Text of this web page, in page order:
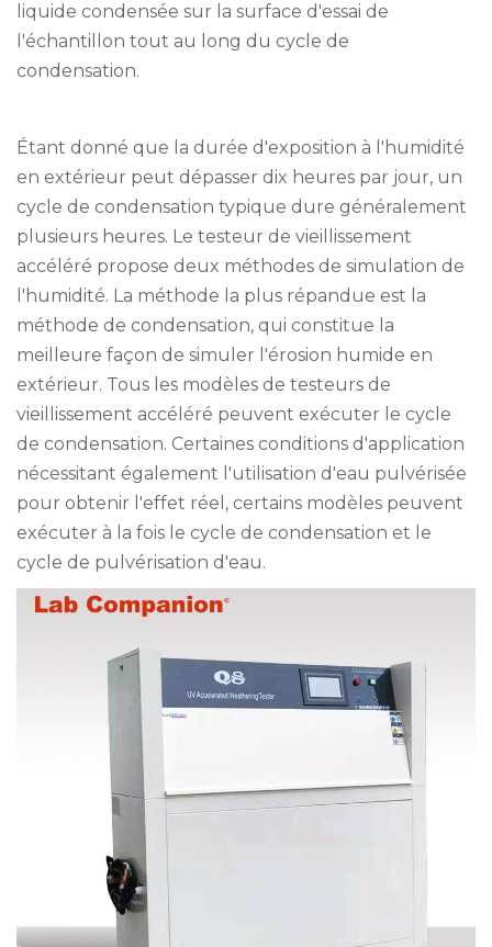
liquide condensée sur la surface d'essai de
l'échantillon tout au long du cycle de
condensation.
Étant donné que la durée d'exposition à l'humidité
en extérieur peut dépasser dix heures par jour, un
cycle de condensation typique dure généralement
plusieurs heures. Le testeur de vieillissement
accéléré propose deux méthodes de simulation de
l'humidité. La méthode la plus répandue est la
méthode de condensation, qui constitue la
meilleure façon de simuler l'érosion humide en
extérieur. Tous les modèles de testeurs de
vieillissement accéléré peuvent exécuter le cycle
de condensation. Certaines conditions d'application
nécessitant également l'utilisation d'eau pulvérisée
pour obtenir l'effet réel, certains modèles peuvent
exécuter à la fois le cycle de condensation et le
cycle de pulvérisation d'eau.